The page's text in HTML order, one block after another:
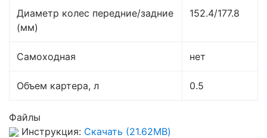
Диаметр колес передние/задние
(мм)
152.4/177.8
Самоходная нет
Объем картера, л 0.5
Файлы
Инструкция: Скачать (21.62MB)